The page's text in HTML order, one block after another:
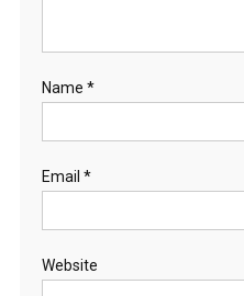
Name *
Email *
Website